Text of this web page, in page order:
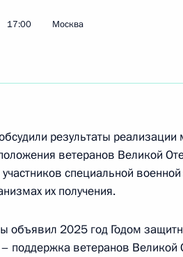
награждёнными орденом
удостоенными почётного
17:00 Москва
результаты
ветеранов Великой
специальной
их получения.
объявил 2025 год Годом
поддержка ветеранов Великой